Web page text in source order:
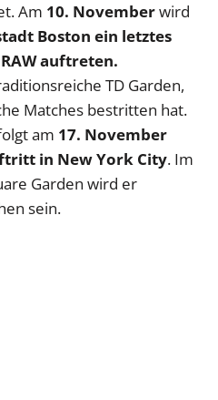
Am 10. Novemberwird
Boston ein letztes
auftreten.
TD Garden,
Matches bestritten hat.
am 17. November
in New York City. Im
Garden wird er
sein.